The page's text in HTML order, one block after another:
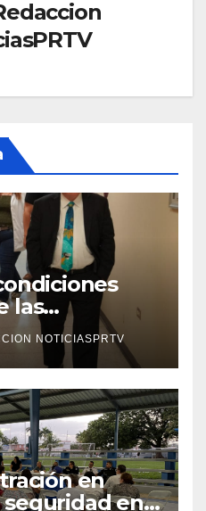
las
NOTICIASPRTV
en
en